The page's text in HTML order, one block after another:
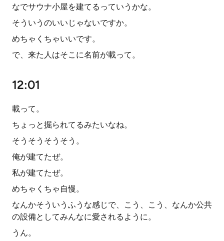
なでサウナ小屋を建てるっていうかな。
そういうのいいじゃないですか。
めちゃくちゃいいです。
で、来た人はそこに名前が載って。
12:01
載って。
ちょっと掘られてるみたいなね。
そうそうそうそう。
俺が建てたぜ。
私が建てたぜ。
めちゃくちゃ自慢。
なんかそういうふうな感じで、こう、こう、なんか公共
の設備としてみんなに愛されるように。
うん。